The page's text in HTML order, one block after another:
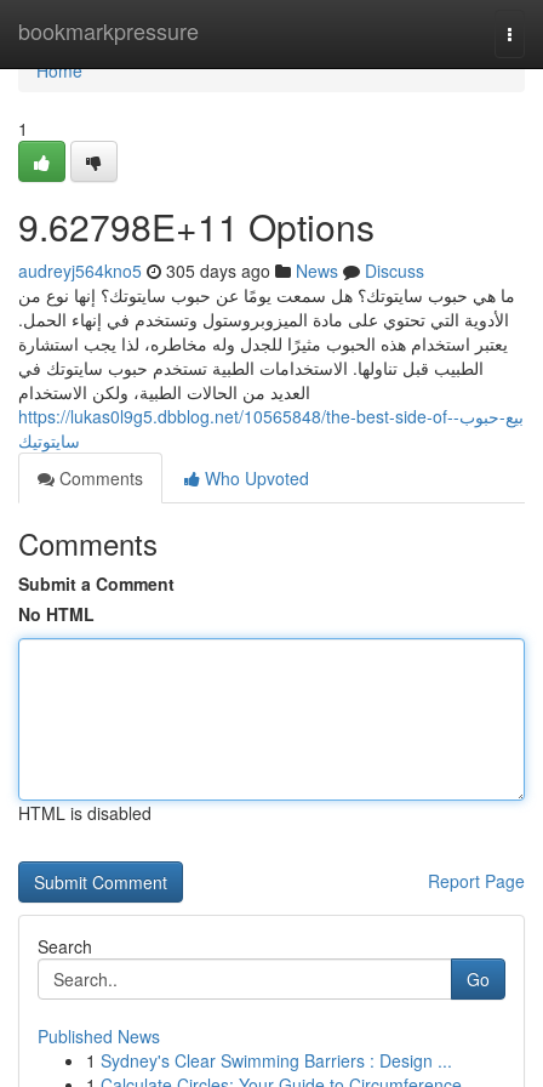
bookmarkpressure
Home
Home
1
9.62798E+11 Options
audreyj564kno5 305 days ago News
Discuss
ما هي حبوب سايتوتك؟ هل سمعت يومًا عن حبوب سايتوتك؟ إنها نوع من
الأدوية التي تحتوي على مادة الميزوبروستول وتستخدم في إنهاء الحمل.
يعتبر استخدام هذه الحبوب مثيرًا للجدل وله مخاطره، لذا يجب استشارة
الطبيب قبل تناولها. الاستخدامات الطبية تستخدم حبوب سايتوتك في
العديد من الحالات الطبية، ولكن الاستخدام
https://lukas0l9g5.dbblog.net/10565848/the-best-side-of-بيع-حبوب-
سايتوتيك
Comments
Who Upvoted
Comments
Submit a Comment
No HTML
HTML is disabled
Report Page
Search
Go
Published News
1 Sydney's Clear Swimming Barriers : Design ...